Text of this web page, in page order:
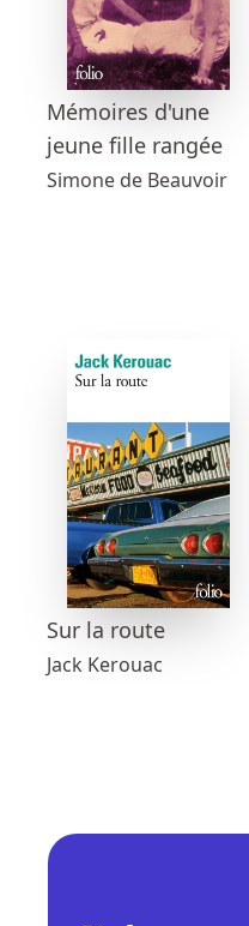
Mémoires d'une
jeune fille rangée
Simone de Beauvoir
Sur la route
Jack Kerouac